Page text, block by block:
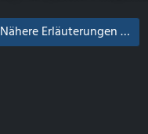
Nähere Erläuterungen …